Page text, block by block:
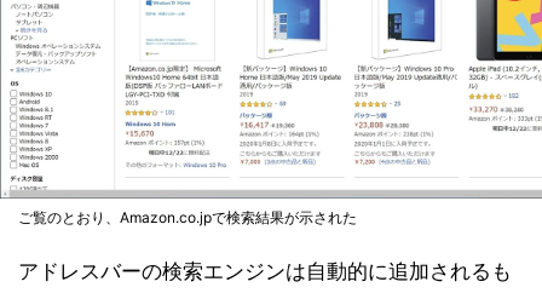
ご覧のとおり、Amazon.co.jpで検索結果が示された
アドレスバーの検索エンジンは自動的に追加されるも